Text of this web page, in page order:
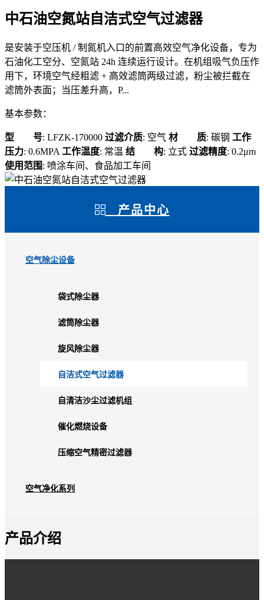
中石油空氮站自洁式空气过滤器
是安装于空压机 / 制氮机入口的前置高效空气净化设备，专为
石油化工空分、空氮站 24h 连续运行设计。在机组吸气负压作
用下，环境空气经粗滤 + 高效滤筒两级过滤，粉尘被拦截在
滤筒外表面；当压差升高，P...
基本参数：
型 号: LFZK-170000 过滤介质: 空气 材 质: 碳钢 工作
压力: 0.6MPA 工作温度: 常温 结 构: 立式 过滤精度: 0.2μm
使用范围: 喷涂车间、食品加工车间
产品中心
空气除尘设备
袋式除尘器
滤筒除尘器
旋风除尘器
自洁式空气过滤器
自清洁沙尘过滤机组
催化燃烧设备
压缩空气精密过滤器
空气净化系列
产品介绍